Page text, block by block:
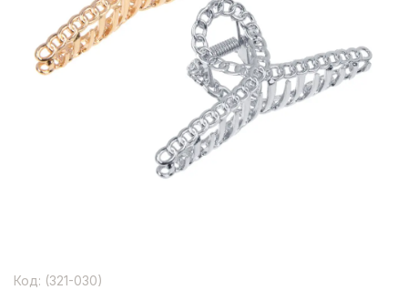
Код: (321-030)